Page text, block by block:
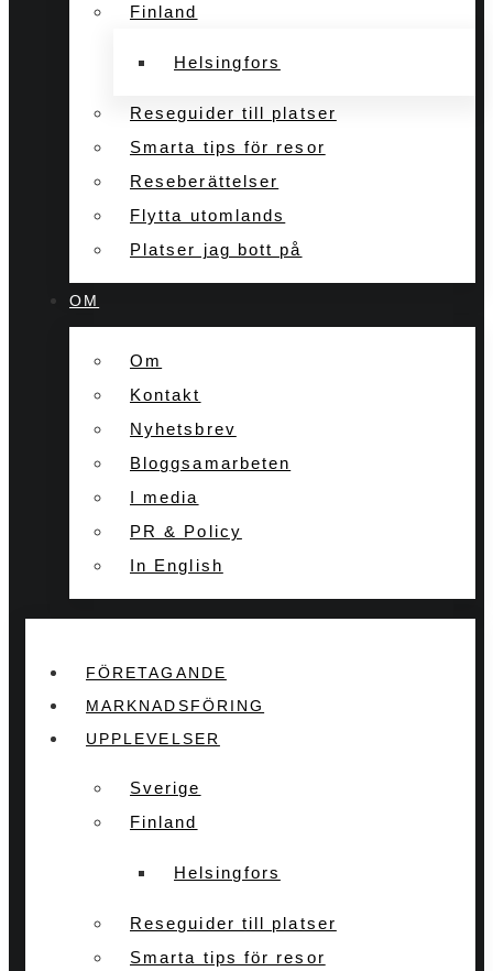
Finland
Helsingfors
Reseguider till platser
Smarta tips för resor
Reseberättelser
Flytta utomlands
Platser jag bott på
OM
Om
Kontakt
Nyhetsbrev
Bloggsamarbeten
I media
PR & Policy
In English
FÖRETAGANDE
MARKNADSFÖRING
UPPLEVELSER
Sverige
Finland
Helsingfors
Reseguider till platser
Smarta tips för resor